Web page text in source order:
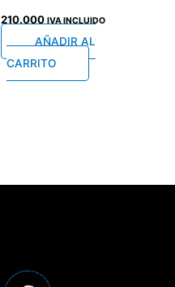
210.000 IVA INCLUIDO
AÑADIR AL
CARRITO